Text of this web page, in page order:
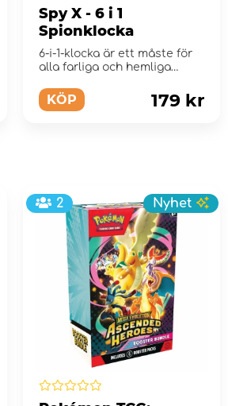
Spy X - 6 i 1
Spionklocka
6-i-1-klocka är ett måste för
alla farliga och hemliga
KÖP 179 kr
2 Nyhet